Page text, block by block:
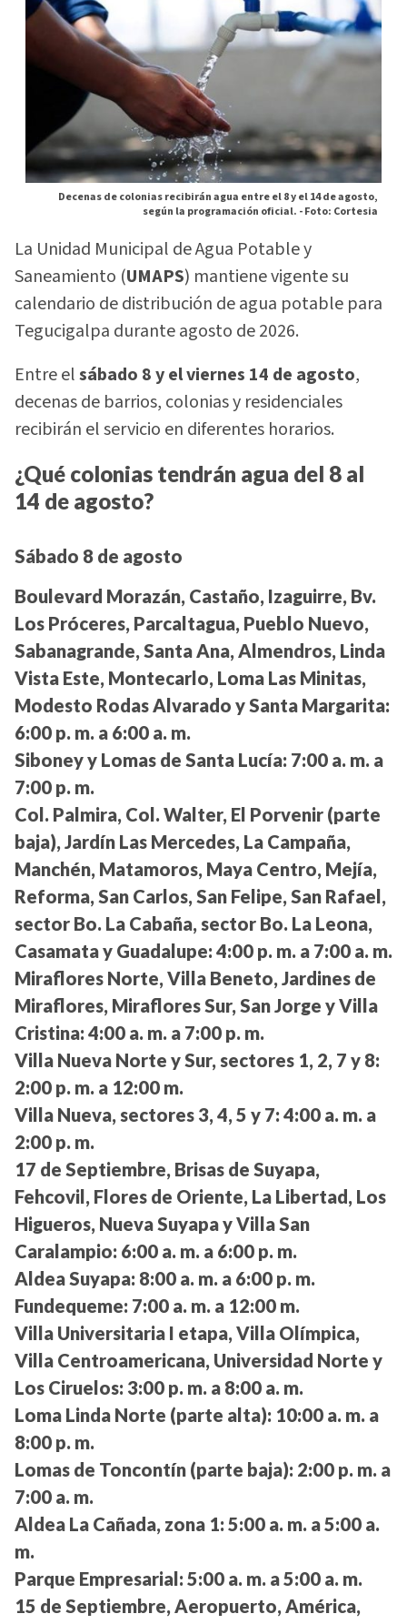
Decenas de colonias recibirán agua entre el 8 y el 14 de agosto,
según la programación oficial. -Foto: Cortesia
La Unidad Municipal de Agua Potable y
Saneamiento (UMAPS) mantiene vigente su
calendario de distribución de agua potable para
Tegucigalpa durante agosto de 2026.
Entre elsábado 8 y el viernes 14 de agosto,
decenas de barrios, colonias y residenciales
recibirán el servicio en diferentes horarios.
¿Qué colonias tendrán agua del 8 al
14 de agosto?
Sábado 8 de agosto
Boulevard Morazán, Castaño, Izaguirre, Bv.
Los Próceres, Parcaltagua, Pueblo Nuevo,
Sabanagrande, Santa Ana, Almendros, Linda
Vista Este, Montecarlo, Loma Las Minitas,
Modesto Rodas Alvarado y Santa Margarita:
6:00 p. m. a 6:00 a. m.
Siboney y Lomas de Santa Lucía: 7:00 a. m. a
7:00 p. m.
Col. Palmira, Col. Walter, El Porvenir (parte
baja), Jardín Las Mercedes, La Campaña,
Manchén, Matamoros, Maya Centro, Mejía,
Reforma, San Carlos, San Felipe, San Rafael,
sector Bo. La Cabaña, sector Bo. La Leona,
Casamata y Guadalupe: 4:00 p. m. a 7:00 a. m.
Miraflores Norte, Villa Beneto, Jardines de
Miraflores, Miraflores Sur, San Jorge y Villa
Cristina: 4:00 a. m. a 7:00 p. m.
Villa Nueva Norte y Sur, sectores 1, 2, 7 y 8:
2:00 p. m. a 12:00 m.
Villa Nueva, sectores 3, 4, 5 y 7: 4:00 a. m. a
2:00 p. m.
17 de Septiembre, Brisas de Suyapa,
Fehcovil, Flores de Oriente, La Libertad, Los
Higueros, Nueva Suyapa y Villa San
Caralampio: 6:00 a. m. a 6:00 p. m.
Aldea Suyapa: 8:00 a. m. a 6:00 p. m.
Fundequeme: 7:00 a. m. a 12:00 m.
Villa Universitaria I etapa, Villa Olímpica,
Villa Centroamericana, Universidad Norte y
Los Ciruelos: 3:00 p. m. a 8:00 a. m.
Loma Linda Norte (parte alta): 10:00 a. m. a
8:00 p. m.
Lomas de Toncontín (parte baja): 2:00 p. m. a
7:00 a. m.
Aldea La Cañada, zona 1: 5:00 a. m. a 5:00 a.
m.
Parque Empresarial: 5:00 a. m. a 5:00 a. m.
15 de Septiembre, Aeropuerto, América,